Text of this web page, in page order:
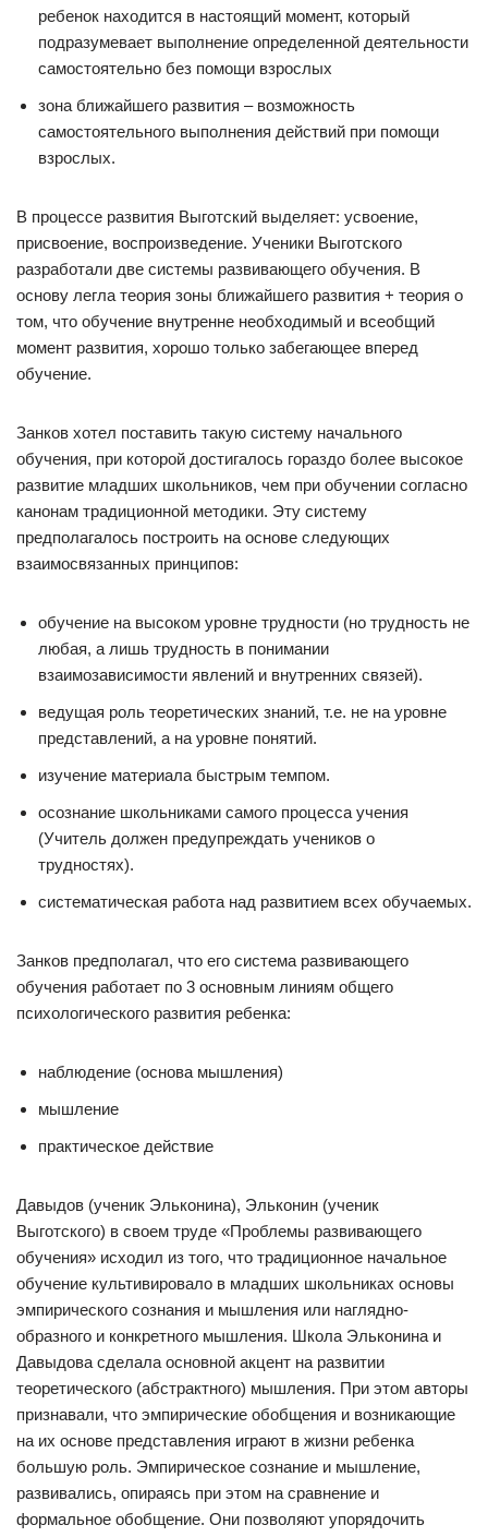
ребенок находится в настоящий момент, который
подразумевает выполнение определенной деятельности
самостоятельно без помощи взрослых
зона ближайшего развития – возможность
самостоятельного выполнения действий при помощи
взрослых.
В процессе развития Выготский выделяет: усвоение,
присвоение, воспроизведение. Ученики Выготского
разработали две системы развивающего обучения. В
основу легла теория зоны ближайшего развития + теория о
том, что обучение внутренне необходимый и всеобщий
момент развития, хорошо только забегающее вперед
обучение.
Занков хотел поставить такую систему начального
обучения, при которой достигалось гораздо более высокое
развитие младших школьников, чем при обучении согласно
канонам традиционной методики. Эту систему
предполагалось построить на основе следующих
взаимосвязанных принципов:
обучение на высоком уровне трудности (но трудность не
любая, а лишь трудность в понимании
взаимозависимости явлений и внутренних связей).
ведущая роль теоретических знаний, т.е. не на уровне
представлений, а на уровне понятий.
изучение материала быстрым темпом.
осознание школьниками самого процесса учения
(Учитель должен предупреждать учеников о
трудностях).
систематическая работа над развитием всех обучаемых.
Занков предполагал, что его система развивающего
обучения работает по 3 основным линиям общего
психологического развития ребенка:
наблюдение (основа мышления)
мышление
практическое действие
Давыдов (ученик Эльконина), Эльконин (ученик
Выготского) в своем труде «Проблемы развивающего
обучения» исходил из того, что традиционное начальное
обучение культивировало в младших школьниках основы
эмпирического сознания и мышления или наглядно-
образного и конкретного мышления. Школа Эльконина и
Давыдова сделала основной акцент на развитии
теоретического (абстрактного) мышления. При этом авторы
признавали, что эмпирические обобщения и возникающие
на их основе представления играют в жизни ребенка
большую роль. Эмпирическое сознание и мышление,
развивались, опираясь при этом на сравнение и
формальное обобщение. Они позволяют упорядочить